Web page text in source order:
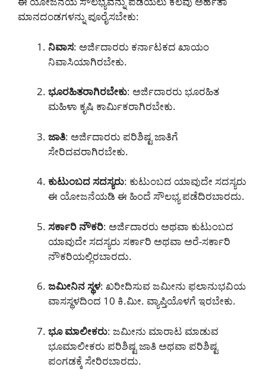
ಮಾನದಂಡಗಳನ್ನು ಪೂರೈಸಬೇಕು:
ನಿವಾಸ: ಅರ್ಜಿದಾರರು ಕರ್ನಾಟಕದ ಖಾಯಂ
ನಿವಾಸಿಯಾಗಿರಬೇಕು.
ಭೂರಹಿತರಾಗಿರಬೇಕು: ಅರ್ಜಿದಾರರು ಭೂರಹಿತ
ಮಹಿಳಾ ಕೃಷಿ ಕಾರ್ಮಿಕರಾಗಿರಬೇಕು.
ಜಾತಿ: ಅರ್ಜಿದಾರರು ಪರಿಶಿಷ್ಟ ಜಾತಿಗೆ
ಸೇರಿದವರಾಗಿರಬೇಕು.
ಕುಟುಂಬದ ಸದಸ್ಯರು: ಕುಟುಂಬದ ಯಾವುದೇ ಸದಸ್ಯರು
ಈ ಯೋಜನೆಯಡಿ ಈ ಹಿಂದೆ ಸೌಲಭ್ಯ ಪಡೆದಿರಬಾರದು.
ಸರ್ಕಾರಿ ನೌಕರಿ: ಅರ್ಜಿದಾರರು ಅಥವಾ ಕುಟುಂಬದ
ಯಾವುದೇ ಸದಸ್ಯರು ಸರ್ಕಾರಿ ಅಥವಾ ಅರೆ-ಸರ್ಕಾರಿ
ನೌಕರಿಯಲ್ಲಿರಬಾರದು.
ಜಮೀನಿನ ಸ್ಥಳ: ಖರೀದಿಸುವ ಜಮೀನು ಫಲಾನುಭವಿಯ
ವಾಸಸ್ಥಳದಿಂದ 10 ಕಿ.ಮೀ. ವ್ಯಾಪ್ತಿಯೊಳಗೆ ಇರಬೇಕು.
ಭೂ ಮಾಲೀಕರು: ಜಮೀನು ಮಾರಾಟ ಮಾಡುವ
ಭೂಮಾಲೀಕರು ಪರಿಶಿಷ್ಟ ಜಾತಿ ಅಥವಾ ಪರಿಶಿಷ್ಟ
ಪಂಗಡಕ್ಕೆ ಸೇರಿರಬಾರದು.